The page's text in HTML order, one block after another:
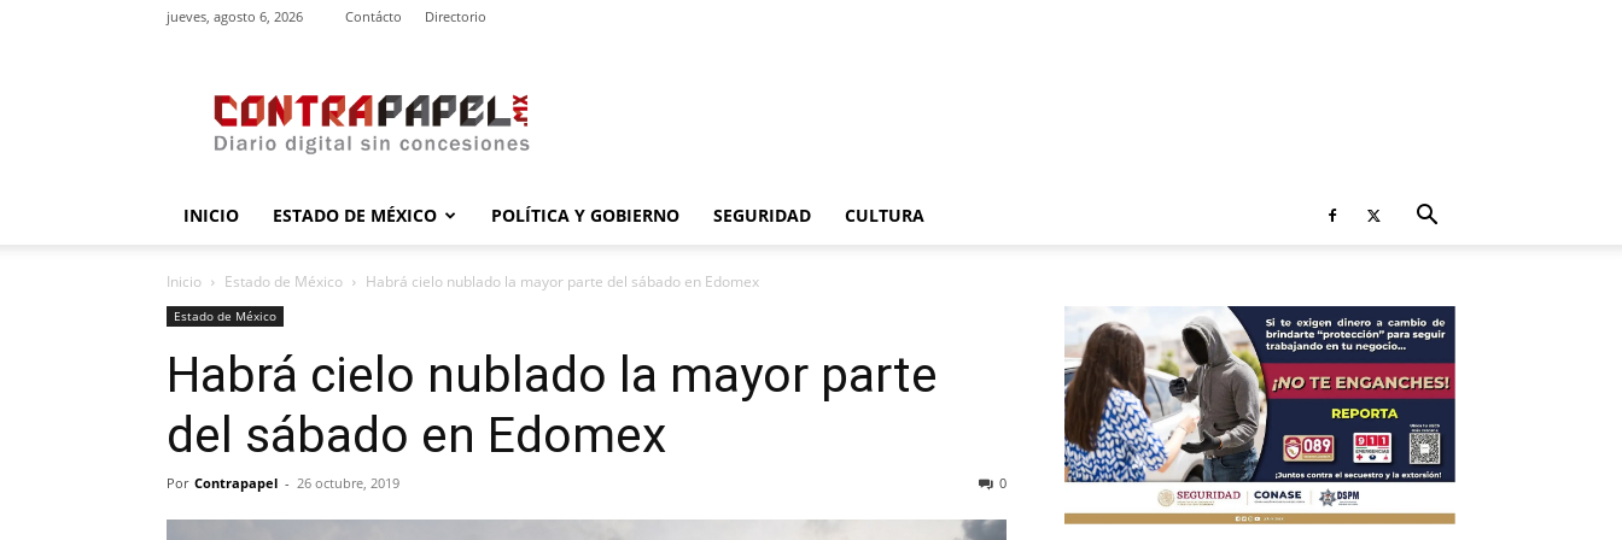
jueves, agosto 6, 2026 Contácto Directorio
INICIO ESTADO DE MÉXICO POLÍTICA Y GOBIERNO SEGURIDAD CULTURA
Inicio Estado de México Habrá cielo nublado la mayor parte del sábado en Edomex
Estado de México
Habrá cielo nublado la mayor parte
del sábado en Edomex
Por Contrapapel - 26 octubre, 2019 0